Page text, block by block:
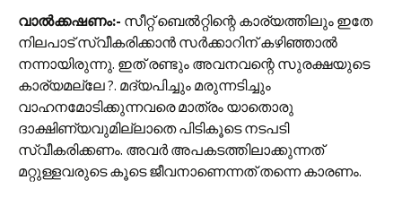
വാൽക്കഷണം:- സീറ്റ് ബെൽറ്റിന്റെ കാര്യത്തിലും ഇതേ
നിലപാട് സ്വീകരിക്കാൻ സർക്കാറിന് കഴിഞ്ഞാൽ
നന്നായിരുന്നു. ഇത് രണ്ടും അവനവന്റെ സുരക്ഷയുടെ
കാര്യമല്ലേ ?. മദ്യപിച്ചും മരുന്നടിച്ചും
വാഹനമോടിക്കുന്നവരെ മാത്രം യാതൊരു
ദാക്ഷിണ്യവുമില്ലാതെ പിടികൂടെ നടപടി
സ്വീകരിക്കണം. അവർ അപകടത്തിലാക്കുന്നത്
മറ്റുള്ളവരുടെ കൂടെ ജീവനാണെന്നത് തന്നെ കാരണം.